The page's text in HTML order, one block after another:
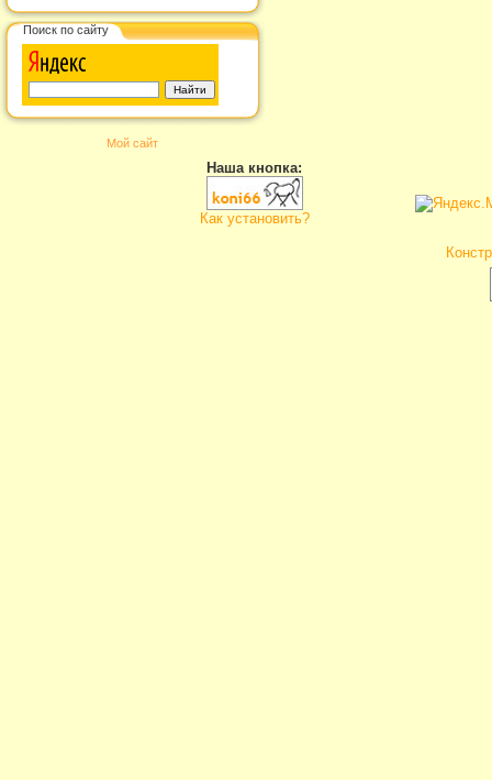
Поиск по сайту
Мой сайт
Наша кнопка:
Как установить?